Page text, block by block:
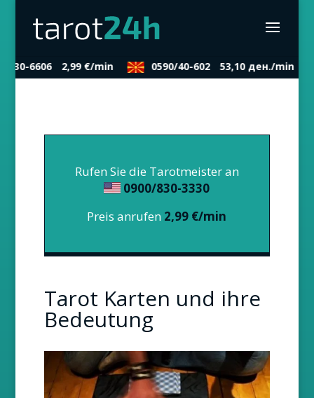
830-6606 2,99 €/min 0590/40-602 53,10 ден./min
Rufen Sie die Tarotmeister an
0900/830-3330
Preis anrufen 2,99 €/min
Tarot Karten und ihre
Bedeutung